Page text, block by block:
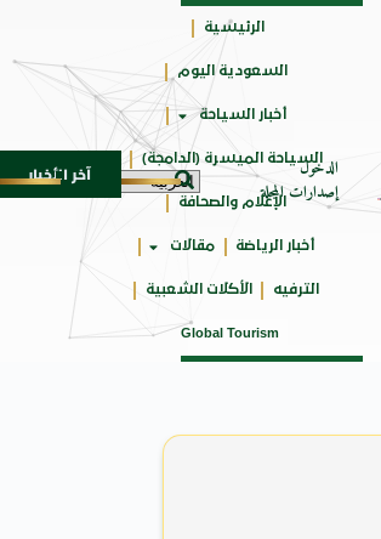
أوسكار
الدخول
إصدارات المجلة
الرئيسية
السعودية اليوم
أخبار السياحة
السياحة الميسرة (الدامجة)
الإعلام والصحافة
أخبار الرياضة مقالات
الترفيه الأكلات الشعبية
Global Tourism
آخر الأخبار
زايتشيكوف يستقبل وفد الطلاب الروس